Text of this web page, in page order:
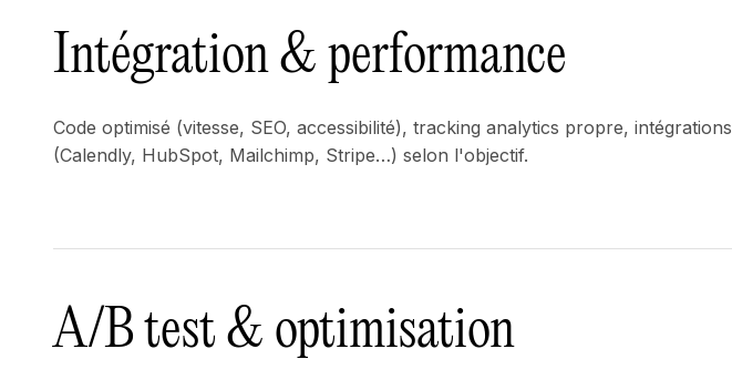
Intégration & performance
Code optimisé (vitesse, SEO, accessibilité), tracking analytics propre, intégrations
(Calendly, HubSpot, Mailchimp, Stripe…) selon l'objectif.
A/B test & optimisation